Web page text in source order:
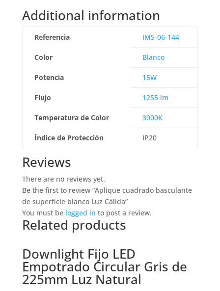
Additional information
Referencia IMS-06-144
Color Blanco
Potencia 15W
Flujo 1255 lm
Temperatura de Color 3000K
Índice de Protección IP20
Reviews
There are no reviews yet.
Be the first to review “Aplique cuadrado basculante
de superficie blanco Luz Cálida”
You must be logged in to post a review.
Related products
Downlight Fijo LED
Empotrado Circular Gris de
225mm Luz Natural